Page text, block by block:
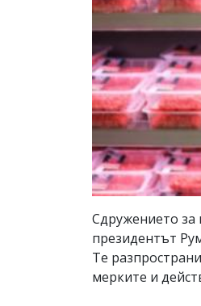
Сдружението за
президентът
Те
мерките и